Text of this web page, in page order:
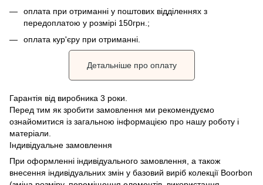
оплата при отриманні у поштових відділеннях з
передоплатою у розмірі 150грн.;
оплата кур'єру при отриманні.
Детальніше про оплату
Гарантія від виробника 3 роки.
Перед тим як зробити замовлення ми рекомендуємо
ознайомитися із загальною інформацією про нашу роботу і
матеріали.
Індивідуальне замовлення
При оформленні індивідуального замовлення, а також
внесення індивідуальних змін у базовий виріб колекції Boorbon